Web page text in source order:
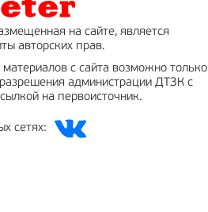
на сайте, является
авторских прав.
с сайта возможно только
администрации ДТЗК с
на первоисточник.
сетях: